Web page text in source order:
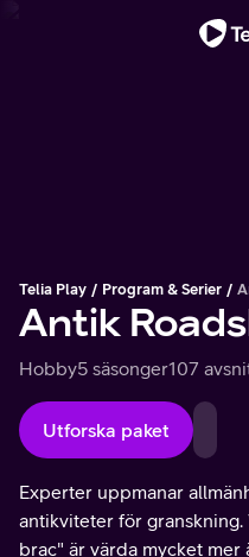
Telia Play Program & Serier
Antik
Hobby5 säsonger107
Utforska paket
Experter uppmanar
antikviteter för
brac" är värda mycket mer